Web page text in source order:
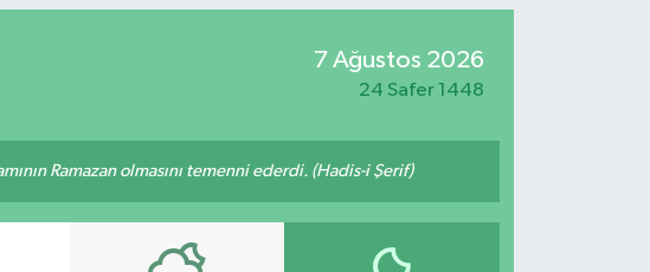
7 Ağustos 2026
24 Safer 1448
Ramazan olmasını temenni ederdi. (Hadis-i Şerif)